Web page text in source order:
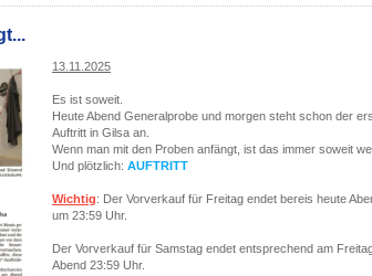
13.11.2025
Es ist soweit.
Heute Abend Generalprobe und morgen steht schon der
Auftritt in Gilsa an.
Wenn man mit den Proben anfängt, ist das immer soweit
Und plötzlich: AUFTRITT
Wichtig: Der Vorverkauf für Freitag endet bereis heute
um 23:59 Uhr.
Der Vorverkauf für Samstag endet entsprechend am
Abend 23:59 Uhr.